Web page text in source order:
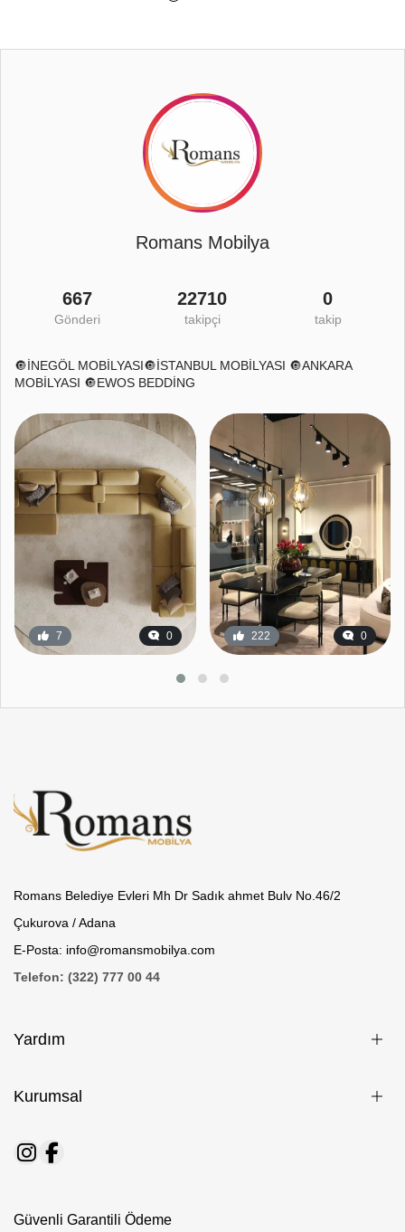
Romans Mobilya
667
Gönderi
22710
takipçi
0
takip
🔘İNEGÖL MOBİLYASI🔘İSTANBUL MOBİLYASI 🔘ANKARA
MOBİLYASI 🔘EWOS BEDDİNG
7 0 222 0
Romans Belediye Evleri Mh Dr Sadık ahmet Bulv No.46/2
Çukurova / Adana
E-Posta: info@romansmobilya.com
Telefon: (322) 777 00 44
Yardım
Kurumsal
Güvenli Garantili Ödeme